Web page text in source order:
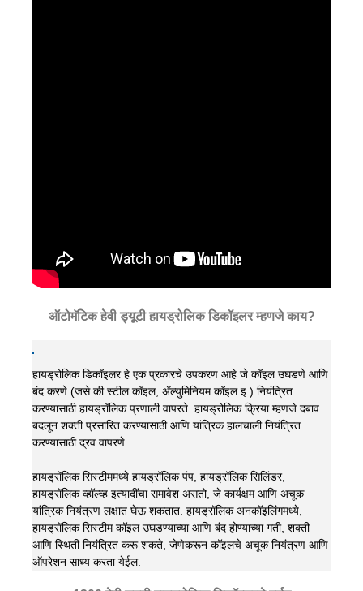
ऑटोमॅटिक हेवी ड्यूटी हायड्रोलिक डिकॉइलर म्हणजे काय?
हायड्रोलिक डिकॉइलर हे एक प्रकारचे उपकरण आहे जे कॉइल उघडणे आणि
बंद करणे (जसे की स्टील कॉइल, ॲल्युमिनियम कॉइल इ.) नियंत्रित
करण्यासाठी हायड्रॉलिक प्रणाली वापरते. हायड्रोलिक क्रिया म्हणजे दबाव
बदलून शक्ती प्रसारित करण्यासाठी आणि यांत्रिक हालचाली नियंत्रित
करण्यासाठी द्रव वापरणे.
हायड्रॉलिक सिस्टीममध्ये हायड्रॉलिक पंप, हायड्रॉलिक सिलिंडर,
हायड्रॉलिक व्हॉल्व्ह इत्यादींचा समावेश असतो, जे कार्यक्षम आणि अचूक
यांत्रिक नियंत्रण लक्षात घेऊ शकतात. हायड्रॉलिक अनकॉइलिंगमध्ये,
हायड्रॉलिक सिस्टीम कॉइल उघडण्याच्या आणि बंद होण्याच्या गती, शक्ती
आणि स्थिती नियंत्रित करू शकते, जेणेकरून कॉइलचे अचूक नियंत्रण आणि
ऑपरेशन साध्य करता येईल.